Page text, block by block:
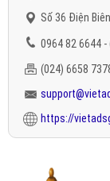
Số 36 Điện
0964 82 6644 -
(024) 6658
https://